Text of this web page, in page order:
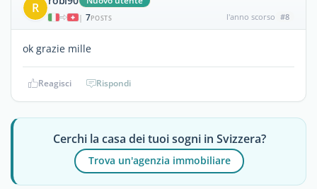
R
| 7POSTS l'anno scorso #8
ok grazie mille
Reagisci Rispondi
Cerchi la casa dei tuoi sogni in Svizzera?
Trova un'agenzia immobiliare